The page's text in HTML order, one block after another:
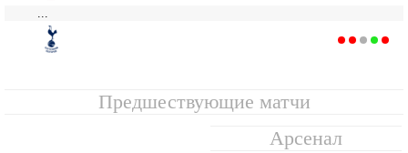
Предшествующие матчи
Арсенал